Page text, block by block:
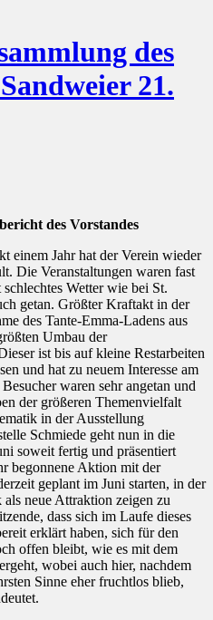
des
21.
des Vorstandes
einem Jahr hat der Verein wieder
Die Veranstaltungen waren fast
Wetter wie bei St.
getan. Größter Kraftakt in der
des Tante-Emma-Ladens aus
Umbau der
ist bis auf kleine Restarbeiten
und hat zu neuem Interesse am
waren sehr angetan und
der größeren Themenvielfalt
in der Ausstellung
Schmiede geht nun in die
soweit fertig und präsentiert
begonnene Aktion mit der
geplant im Juni starten, in der
neue Attraktion zeigen zu
dass sich im Laufe dieses
erklärt haben, sich für den
offen bleibt, wie es mit dem
wobei auch hier, nachdem
Sinne eher fruchtlos blieb,